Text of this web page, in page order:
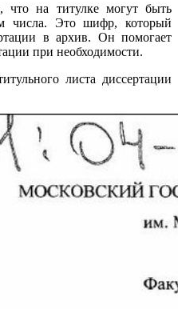
что на титулке могут быть
числа. Это шифр, который
в архив. Он помогает
при необходимости.
листа диссертации